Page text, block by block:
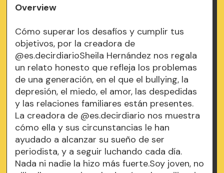
Overview
Cómo superar los desafíos y cumplir tus
objetivos, por la creadora de
@es.decirdiarioSheila Hernández nos regala
un relato honesto que refleja los problemas
de una generación, en el que el bullying, la
depresión, el miedo, el amor, las despedidas
y las relaciones familiares están presentes.
La creadora de @es.decirdiario nos muestra
cómo ella y sus circunstancias le han
ayudado a alcanzar su sueño de ser
periodista, y a seguir luchando cada día.
Nada ni nadie la hizo más fuerte.Soy joven, no